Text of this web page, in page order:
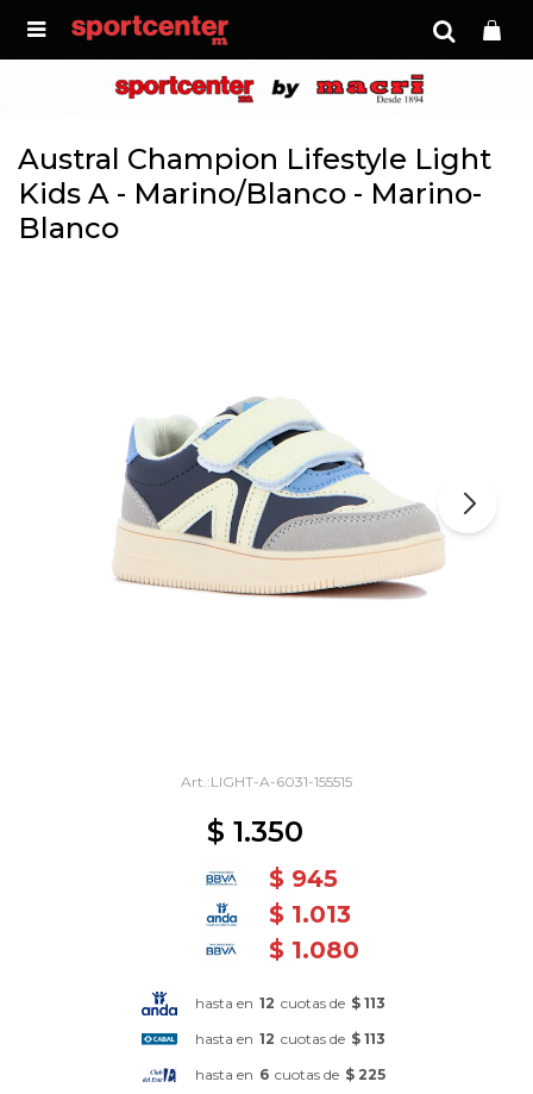

Austral Champion Lifestyle Light
Kids A - Marino/Blanco - Marino-
Blanco
LIGHT-A-6031-155515
$ 1.350
$ 945
$ 1.013
$ 1.080
hasta en 12 cuotas de $ 113
hasta en 12 cuotas de $ 113
hasta en 6 cuotas de $ 225